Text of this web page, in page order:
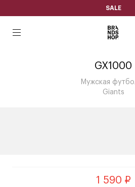
SALE
GX1000
Мужская
Giants
1 590 ₽